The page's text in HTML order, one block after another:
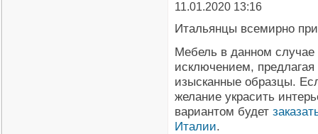
11.01.2020 13:16
Итальянцы всемирно
Мебель в данном случае
исключением,
изысканные образцы.
желание украсить
вариантом будет
Италии.